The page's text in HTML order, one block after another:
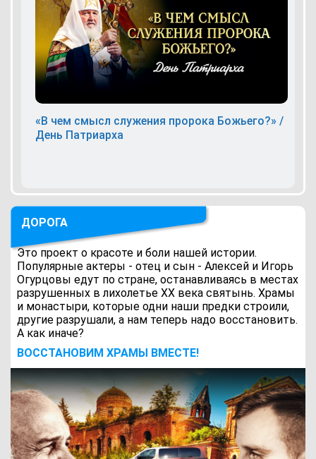
«В чем смысл служения пророка Божьего?» /
День Патриарха
ДОРОГА
Это проект о красоте и боли нашей истории.
Популярные актеры - отец и сын - Алексей и Игорь
Огурцовы едут по стране, останавливаясь в местах
разрушенных в лихолетье ХХ века святынь. Храмы
и монастыри, которые одни наши предки строили,
другие разрушали, а нам теперь надо восстановить.
А как иначе?
ВОCСТАНОВИМ ХРАМЫ ВМЕСТЕ!